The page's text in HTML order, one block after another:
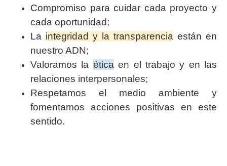
Compromiso para cuidar cada proyecto y
cada oportunidad;
La integridad y la transparencia están en
nuestro ADN;
Valoramos la éticaen el trabajo y en las
relaciones interpersonales;
Respetamos el medio ambiente y
fomentamos acciones positivas en este
sentido.